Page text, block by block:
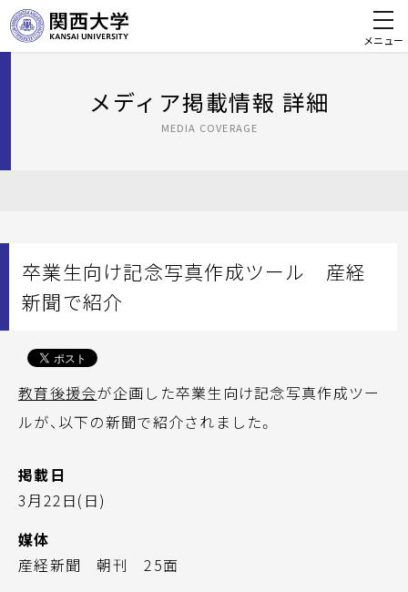
メニュー
メディア掲載情報 詳細
MEDIA COVERAGE
卒業生向け記念写真作成ツール 産経
新聞で紹介
教育後援会が企画した卒業生向け記念写真作成ツー
ルが、以下の新聞で紹介されました。
掲載日
3月22日(日)
媒体
産経新聞 朝刊 25面